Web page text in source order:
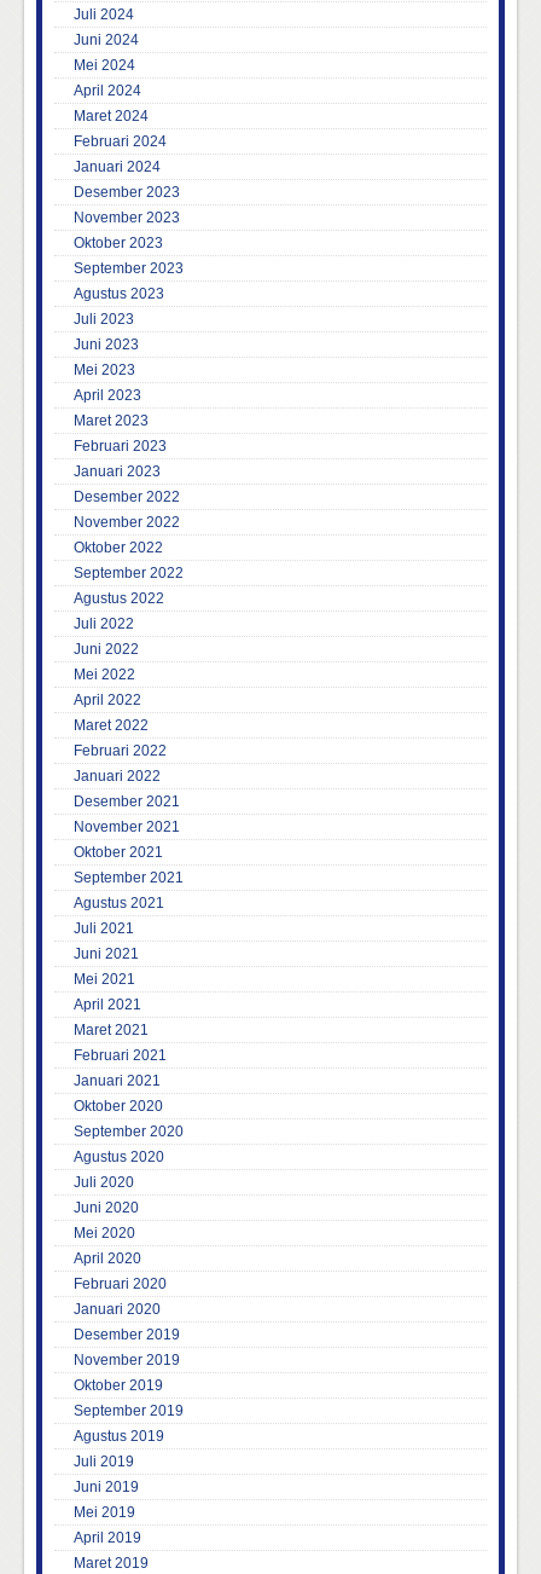
Juli 2024
Juni 2024
Mei 2024
April 2024
Maret 2024
Februari 2024
Januari 2024
Desember 2023
November 2023
Oktober 2023
September 2023
Agustus 2023
Juli 2023
Juni 2023
Mei 2023
April 2023
Maret 2023
Februari 2023
Januari 2023
Desember 2022
November 2022
Oktober 2022
September 2022
Agustus 2022
Juli 2022
Juni 2022
Mei 2022
April 2022
Maret 2022
Februari 2022
Januari 2022
Desember 2021
November 2021
Oktober 2021
September 2021
Agustus 2021
Juli 2021
Juni 2021
Mei 2021
April 2021
Maret 2021
Februari 2021
Januari 2021
Oktober 2020
September 2020
Agustus 2020
Juli 2020
Juni 2020
Mei 2020
April 2020
Februari 2020
Januari 2020
Desember 2019
November 2019
Oktober 2019
September 2019
Agustus 2019
Juli 2019
Juni 2019
Mei 2019
April 2019
Maret 2019